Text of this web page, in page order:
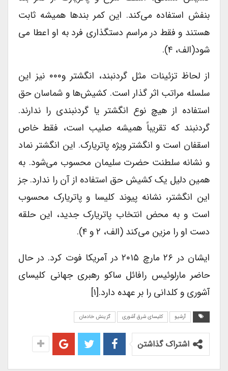
بنفش استفاده می‌کند. این کمر بندها همیشه ثابت
هستند و فقط در مراسم دستگذاری فرد به او اعطا می
شود(الف، ۴).
از لحاظ تزئینات مثل گردنبند، انگشتر و۰۰۰ نیز این
سلسله مراتب اثر گذار است. کشیش‌ها و شماسان حق
استفاده از هیچ نوع انگشتر یا گردنبندی را ندارند.
گردنبند که تقریباً همیشه صلیب است، فقط خاص
اسقفان است و انگشتر ویژه پاتریارک. این انگشتر نماد
و نشانه سلطنت حضرت سلیمان محسوب می‌شود. به
همین دلیل یک کشیش حق استفاده از آن را ندارد. جز
این انگشتر، نشانه پیوند کلیسا و پاتریارک محسوب
است و به محض انتخاب پاتریارک جدید، این حلقه
دست او را مزین می‌کند (الف، ۲ و ۴).
ایشان در ۲۶ مارچ ۲۰۱۵ در آمریکا فوت کرد. در حال
حاضر مارلوئیس رافائل ساکو رهبری جهانی کلیسای
آشوری و کلدانی را بر عهده دارد.[۱]
آرشیو کلیسای شرق آشوری گزینش خادمان
اشتراک گذاشتن